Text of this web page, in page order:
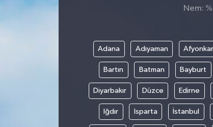
Nem:
Adana Adıyaman
Bartın Batman Bayburt
Diyarbakır Düzce Edirne
Iğdır Isparta İstanbul